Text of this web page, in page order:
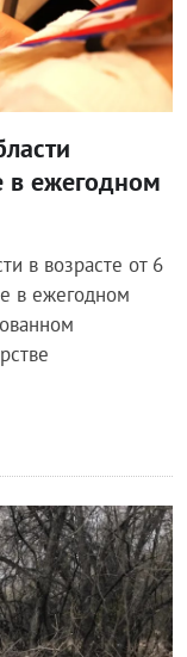
в ежегодном
в возрасте от 6
в ежегодном